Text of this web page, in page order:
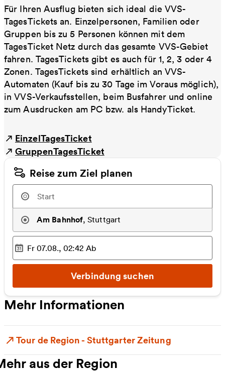
Für Ihren Ausflug bieten sich ideal die VVS-
TagesTickets an. Einzelpersonen, Familien oder
Gruppen bis zu 5 Personen können mit dem
TagesTicket Netz durch das gesamte VVS-Gebiet
fahren. TagesTickets gibt es auch für 1, 2, 3 oder 4
Zonen. TagesTickets sind erhältlich an VVS-
Automaten (Kauf bis zu 30 Tage im Voraus möglich),
in VVS-Verkaufsstellen, beim Busfahrer und online
zum Ausdrucken am PC bzw. als HandyTicket.
EinzelTagesTicket
GruppenTagesTicket
Reise zum Ziel planen
Am Bahnhof,Stuttgart
Ausgewählter Zeitpunkt
Fr 07.08., 02:42 Ab
Verbindung suchen
Mehr Informationen
Tour de Region - Stuttgarter Zeitung
aus der Region